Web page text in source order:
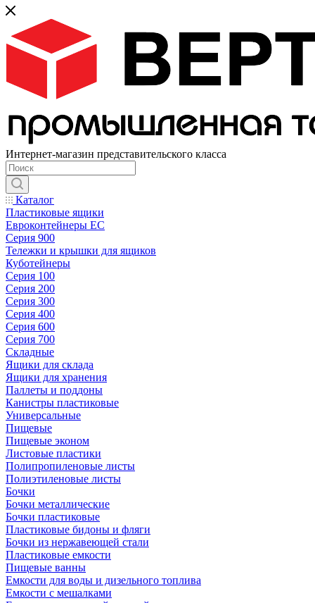
Интернет-магазин представительского класса
Каталог
Пластиковые ящики
Евроконтейнеры ЕС
Серия 900
Тележки и крышки для ящиков
Куботейнеры
Серия 100
Серия 200
Серия 300
Серия 400
Серия 600
Серия 700
Складные
Ящики для склада
Ящики для хранения
Паллеты и поддоны
Канистры пластиковые
Универсальные
Пищевые
Пищевые эконом
Листовые пластики
Полипропиленовые листы
Полиэтиленовые листы
Бочки
Бочки металлические
Бочки пластиковые
Пластиковые бидоны и фляги
Бочки из нержавеющей стали
Пластиковые емкости
Пищевые ванны
Емкости для воды и дизельного топлива
Емкости с мешалками